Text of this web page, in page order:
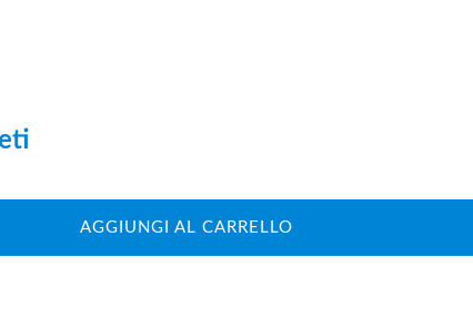
AGGIUNGI AL CARRELLO